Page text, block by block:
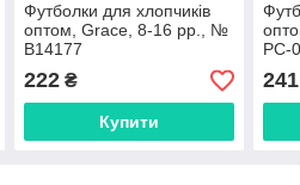
Футболки для хлопчиків
оптом, Grace, 8-16 рр., №
B14177
222₴
Купити
PC-
241